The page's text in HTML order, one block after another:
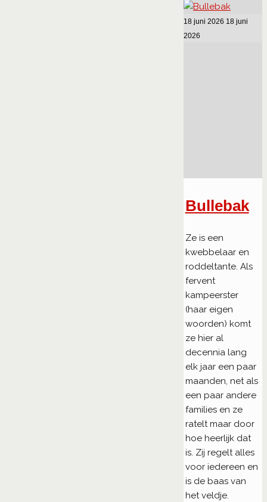
18 juni 2026 18 juni
2026
Bullebak
Ze is een
kwebbelaar en
roddeltante. Als
fervent
kampeerster
(haar eigen
woorden) komt
ze hier al
decennia lang
elk jaar een paar
maanden, net als
een paar andere
families en ze
ratelt maar door
hoe heerlijk dat
is. Zij regelt alles
voor iedereen en
is de baas van
het veldje.